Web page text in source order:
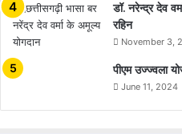
डॉ. नरेन्द्र देव
रहिन
November 3,
पीएम उज्ज्वला
June 11, 2024